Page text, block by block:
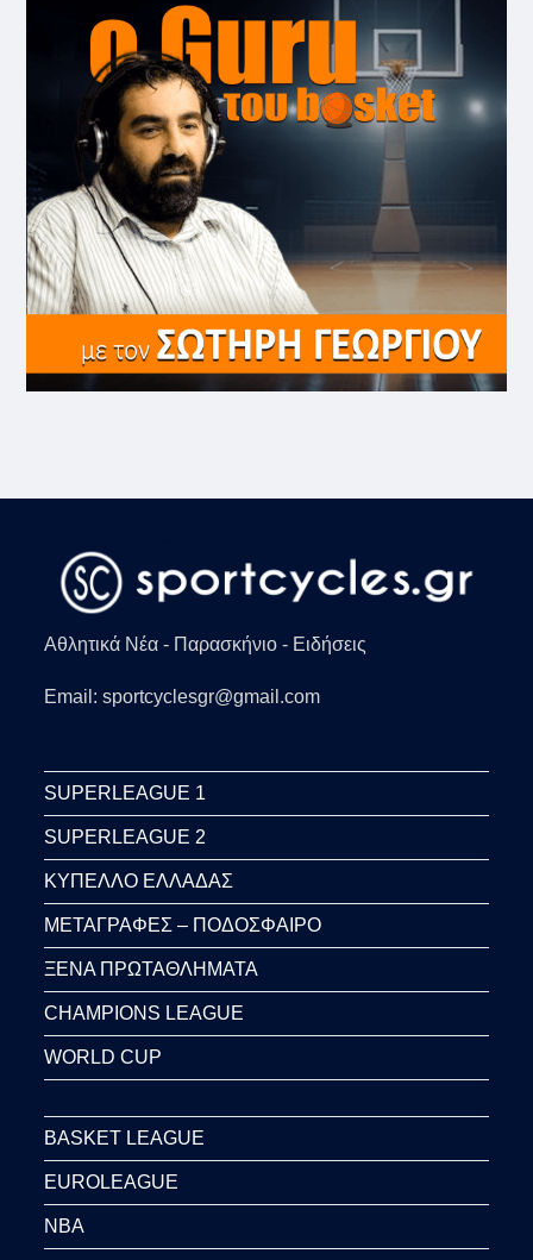
Αθλητικά Νέα - Παρασκήνιο - Ειδήσεις
Email: sportcyclesgr@gmail.com
SUPERLEAGUE 1
SUPERLEAGUE 2
ΚΥΠΕΛΛΟ ΕΛΛΑΔΑΣ
ΜΕΤΑΓΡΑΦΕΣ – ΠΟΔΟΣΦΑΙΡΟ
ΞΕΝΑ ΠΡΩΤΑΘΛΗΜΑΤΑ
CHAMPIONS LEAGUE
WORLD CUP
BASKET LEAGUE
EUROLEAGUE
NBA